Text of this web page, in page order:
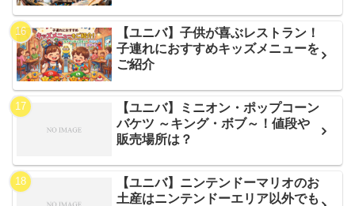
【ユニバ】子供が喜ぶレストラン！
子連れにおすすめキッズメニューを
ご紹介
【ユニバ】ミニオン・ポップコーン
バケツ ～キング・ボブ～！値段や
販売場所は？
【ユニバ】ニンテンドーマリオのお
土産はニンテンドーエリア以外でも